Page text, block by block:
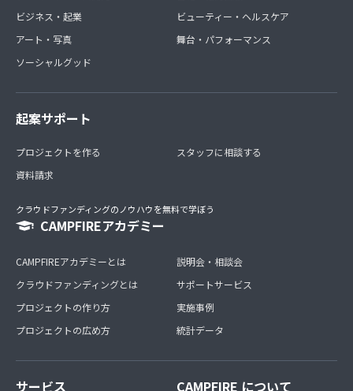
ビジネス・起業
アート・写真
ソーシャルグッド
ビューティー・ヘルスケア
舞台・パフォーマンス
起案サポート
プロジェクトを作る
資料請求
スタッフに相談する
クラウドファンディングのノウハウを無料で学ぼう
CAMPFIREアカデミー
CAMPFIREアカデミーとは
クラウドファンディングとは
プロジェクトの作り方
プロジェクトの広め方
説明会・相談会
サポートサービス
実施事例
統計データ
サービス CAMPFIRE について